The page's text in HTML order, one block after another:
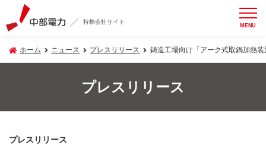
持株会社サイト MENU
ホーム ニュース プレスリリース 鋳造工場向け「アーク式取鍋加熱
プレスリリース
プレスリリース